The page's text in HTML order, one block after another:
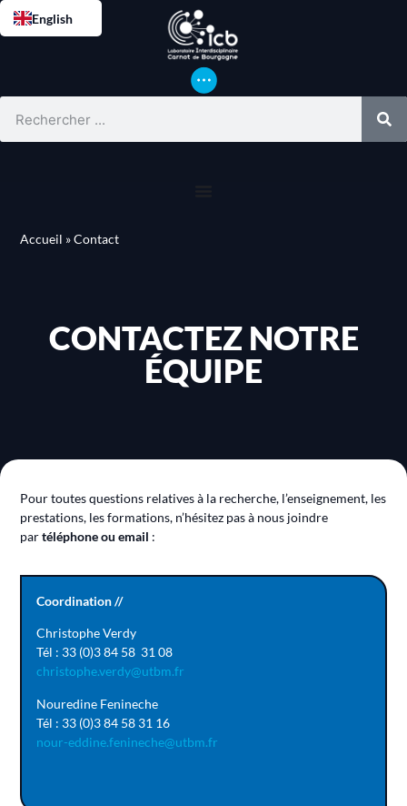
English
Accueil »Contact
CONTACTEZ NOTRE
ÉQUIPE
Pour toutes questions relatives à la recherche, l’enseignement, les
prestations, les formations, n’hésitez pas à nous joindre
partéléphone ou email :
Coordination //
Christophe Verdy
Tél : 33 (0)3 84 58 31 08
christophe.verdy@utbm.fr
Nouredine Fenineche
Tél : 33 (0)3 84 58 31 16
nour-eddine.fenineche@utbm.fr